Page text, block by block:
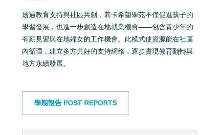
透過教育支持與社區共創，莉卡希望學苑不僅促進孩子的
學習發展，也進一步創造在地就業機會——包含青少年的
有薪見習與在地婦女的工作機會。此模式使資源能在社區
內循環，建立多方共好的支持網絡，逐步實現教育翻轉與
地方永續發展。
學期報告 POST REPORTS